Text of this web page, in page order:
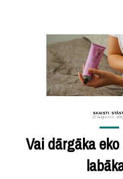
SKAISTI,
27 Augustss,
Vai dārgāka